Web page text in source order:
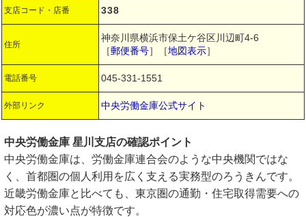
支店コード・店番 338
住所
神奈川県横浜市保土ケ谷区川辺町4-6
［郵便番号］［地図表示］
電話番号 045-331-1551
外部リンク 中央労働金庫公式サイト
中央労働金庫 星川支店の確認ポイント
中央労働金庫は、労働金庫連合会のような中央機関ではな
く、首都圏の個人利用を広く支える実務型のろうきんです。
近畿労働金庫と比べても、東京圏の通勤・住宅取得需要への
対応色が濃い点が特徴です。